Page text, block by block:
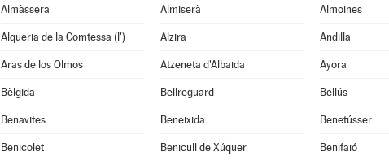
Almàssera Almiserà Almoines
Alqueria de la Comtessa (l') Alzira Andilla
Aras de los Olmos Atzeneta d'Albaida Ayora
Bèlgida Bellreguard Bellús
Benavites Beneixida Benetússer
Benicolet Benicull de Xúquer Benifaió